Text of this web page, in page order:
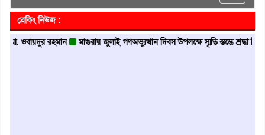
ব্রেকিং নিউজ :
রহমান মাগুরায় জুলাই গণঅভ্যুত্থান দিবস উপলক্ষে স্মৃতি স্তম্ভে শ্রদ্ধা নিবেদন